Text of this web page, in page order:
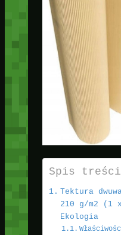
Spis treści
Tektura
210 g/m2 (1
Ekologia